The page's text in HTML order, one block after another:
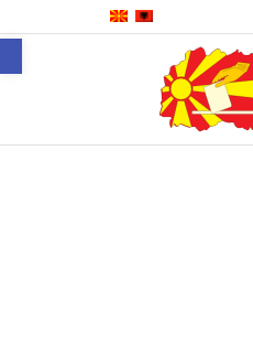
Open toolbar